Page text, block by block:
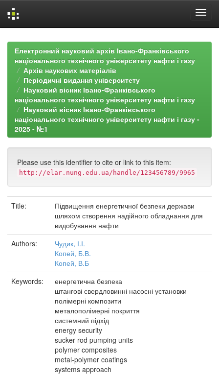
navigationЕлектронний науковий архів Івано-Франківського
національного технічного університету нафти і газу
Архів наукових матеріалів
Періодичні видання університету
Науковий вісник Івано-Франківського
національного технічного університету нафти і газу
Науковий вісник Івано-Франківського
національного технічного університету нафти і газу -
2025 - №1
Please use this identifier to cite or link to this item:
http://elar.nung.edu.ua/handle/123456789/9965
Title:
Підвищення енергетичної безпеки держави
шляхом створення надійного обладнання для
видобування нафти
Authors:
Чудик, І.І.
Копей, Б.В.
Копей, В.Б
Keywords:
енергетична безпека
штангові свердловинні насосні установки
полімерні композити
металополімерні покриття
системний підхід
energy security
sucker rod pumping units
polymer composites
metal-polymer coatings
systems approach